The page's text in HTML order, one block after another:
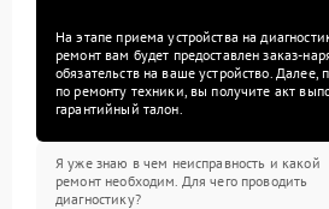
На этапе приема устройства на
ремонт вам будет предоставлен заказ-
обязательств на ваше устройство. Далее,
по ремонту техники, вы получите акт
гарантийный талон.
Я уже знаю в чем неисправность и какой
ремонт необходим. Для чего проводить
диагностику?